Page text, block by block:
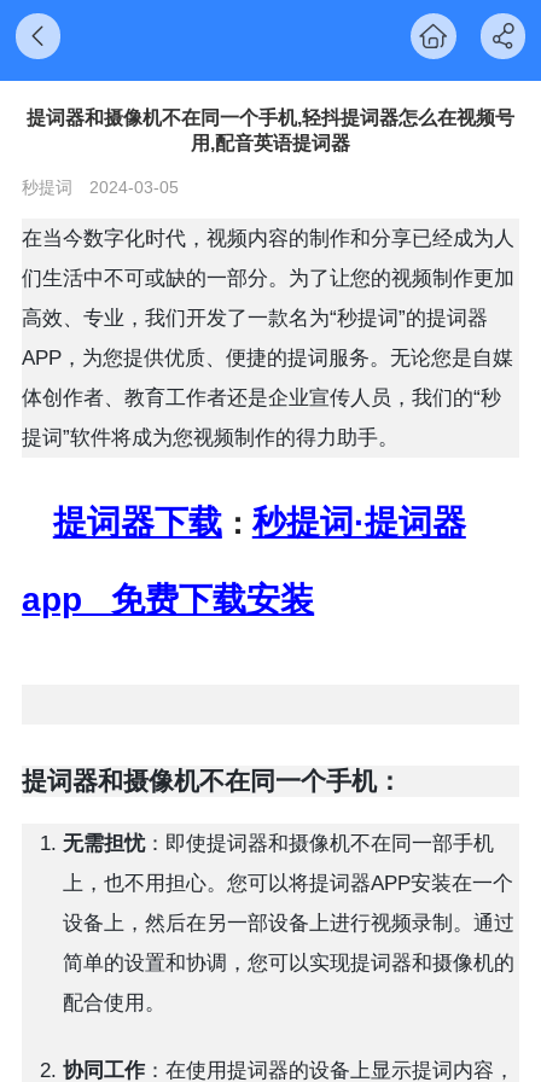
提词器和摄像机不在同一个手机,轻抖提词器怎么在视频号
用,配音英语提词器
秒提词 2024-03-05
在当今数字化时代，视频内容的制作和分享已经成为人
们生活中不可或缺的一部分。为了让您的视频制作更加
高效、专业，我们开发了一款名为“秒提词”的提词器
APP，为您提供优质、便捷的提词服务。无论您是自媒
体创作者、教育工作者还是企业宣传人员，我们的“秒
提词”软件将成为您视频制作的得力助手。
提词器下载： 秒提词·提词器
app 免费下载安装
提词器和摄像机不在同一个手机：
无需担忧：即使提词器和摄像机不在同一部手机
上，也不用担心。您可以将提词器APP安装在一个
设备上，然后在另一部设备上进行视频录制。通过
简单的设置和协调，您可以实现提词器和摄像机的
配合使用。
协同工作：在使用提词器的设备上显示提词内容，